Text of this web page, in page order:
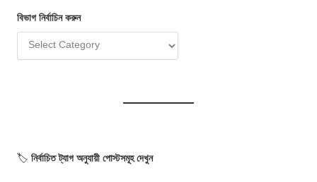
বিভাগ নির্বাচিনকরুন
🏷️ নির্বাচিত ট্যাগ অনুযায়ী পোস্টসমূহ দেখুন